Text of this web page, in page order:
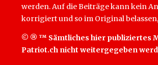
werden. Auf die Beiträge kann kein
korrigiert und so im Original
© ® ™ Sämtliches hier publiziertes
Patriot.ch nicht weitergegeben